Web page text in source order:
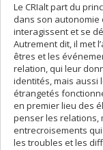
Le CRIalt part du
dans son autonomie
interagissent et se
Autrement dit, il met
êtres et les
relation, qui leur
identités, mais aussi
étrangetés
en premier lieu des
penser les relations,
entrecroisements
les troubles et les